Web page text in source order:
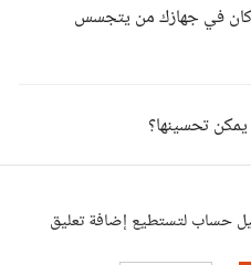
كان في جهازك من يتجسس
تحسينها؟
حساب لتستطيع إضافة تعليق